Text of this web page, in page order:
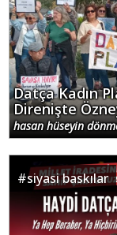
Datça Kadın
Direnişte
hasan hüseyin
#siyasi baskılar